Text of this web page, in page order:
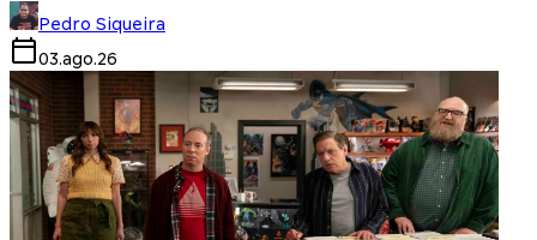
Pedro Siqueira
03.ago.26